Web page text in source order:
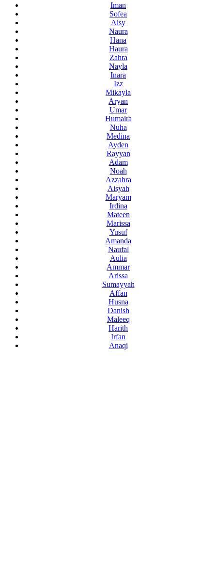
Iman
Sofea
Aisy
Naura
Hana
Haura
Zahra
Nayla
Inara
Izz
Mikayla
Aryan
Umar
Humaira
Nuha
Medina
Ayden
Rayyan
Adam
Noah
Azzahra
Aisyah
Maryam
Irdina
Mateen
Marissa
Yusuf
Amanda
Naufal
Aulia
Ammar
Arissa
Sumayyah
Affan
Husna
Danish
Maleeq
Harith
Irfan
Anaqi